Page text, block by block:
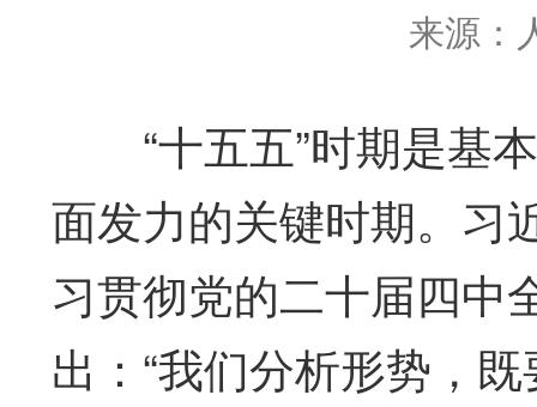
来源：
“十五五”时期是基本
面发力的关键时期。习
习贯彻党的二十届四中
出：“我们分析形势，